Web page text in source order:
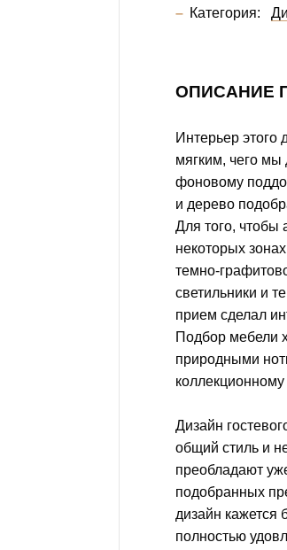
Категория:
ОПИСАНИЕ
Интерьер этого
мягким, чего мы
фоновому
и дерево
Для того, чтобы
некоторых
темно-
светильники и
прием сделал
Подбор мебели
природными
коллекционному
Дизайн
общий стиль и
преобладают
подобранных
дизайн
полностью